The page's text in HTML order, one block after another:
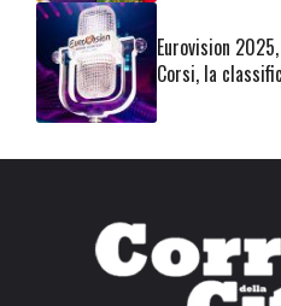
Eurovision
Corsi, la